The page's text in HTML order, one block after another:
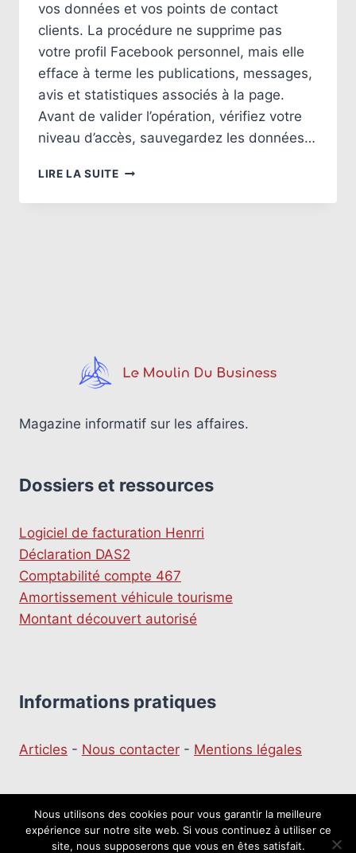
vos données et vos points de contact
clients. La procédure ne supprime pas
votre profil Facebook personnel, mais elle
efface à terme les publications, messages,
avis et statistiques associés à la page.
Avant de valider l’opération, vérifiez votre
niveau d’accès, sauvegardez les données…
LIRE LA SUITECOMMENT
EFFICACEMENT
Magazine informatif sur les affaires.
Dossiers et ressources
Logiciel de facturation Henrri
Déclaration DAS2
Comptabilité compte 467
Amortissement véhicule tourisme
Montant découvert autorisé
Informations pratiques
Articles - Nous contacter - Mentions légales
© 2026 Le moulin du Business
Nous utilisons des cookies pour vous garantir la meilleure
expérience sur notre site web. Si vous continuez à utiliser ce
site, nous supposerons que vous en êtes satisfait.